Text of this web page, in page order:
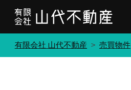
テ
有限会社 山代不動産 > 売買物件